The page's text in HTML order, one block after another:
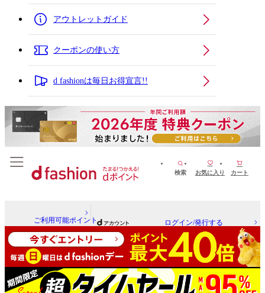
アウトレットガイド
クーポンの使い方
d fashionは毎日お得宣言!!
検索 お気に入り カート
ご利用可能ポイント ログイン/発行する